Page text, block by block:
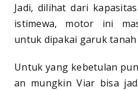
Jadi, dilihat dari
istimewa, motor ini
untuk dipakai garuk tanah
Untuk yang kebetulan
an mungkin Viar bisa